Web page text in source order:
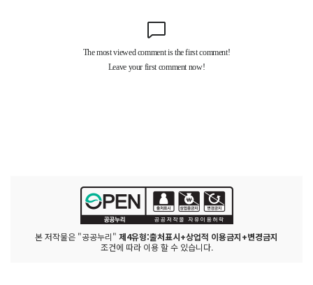
본 저작물은 "공공누리" 제4유형:출처표시+상업적 이용금지+변경금지
조건에 따라 이용 할 수 있습니다.